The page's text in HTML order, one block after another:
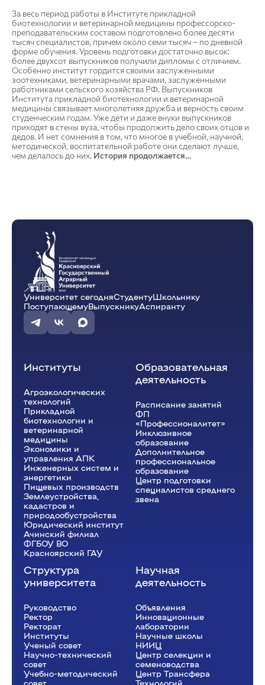
За весь период работы в Институте прикладной
биотехнологии и ветеринарной медицины профессорско-
преподавательским составом подготовлено более десяти
тысяч специалистов, причем около семи тысяч – по дневной
форме обучения. Уровень подготовки достаточно высок:
более двухсот выпускников получили дипломы с отличием.
Особенно институт гордится своими заслуженными
зоотехниками, ветеринарными врачами, заслуженными
работниками сельского хозяйства РФ. Выпускников
Института прикладной биотехнологии и ветеринарной
медицины связывает многолетняя дружба и верность своим
студенческим годам. Уже дети и даже внуки выпускников
приходят в стены вуза, чтобы продолжить дело своих отцов и
дедов. И нет сомнения в том, что многое в учебной, научной,
методической, воспитательной работе они сделают лучше,
чем делалось до них. История продолжается…
Университет сегодняСтудентуШкольнику
ПоступающемуВыпускникуАспиранту
Институты
Агроэкологических
технологий
Прикладной
биотехнологии и
ветеринарной
медицины
Экономики и
управления АПК
Инженерных систем и
энергетики
Пищевых производств
Землеустройства,
кадастров и
природообустройства
Юридический институт
Ачинский филиал
ФГБОУ ВО
Красноярский ГАУ
Образовательная
деятельность
Расписание занятий
ФП
«Профессионалитет»
Инклюзивное
образование
Дополнительное
профессиональное
образование
Центр подготовки
специалистов среднего
звена
Структура
университета
Руководство
Ректор
Рeкторат
Институты
Ученый совет
Научно-технический
совет
Учебно-методический
совет
Научная
деятельность
Объявления
Инновационные
лаборатории
Научные школы
НИИЦ
Центр селекции и
семеноводства
Центр Трансфера
Технологий